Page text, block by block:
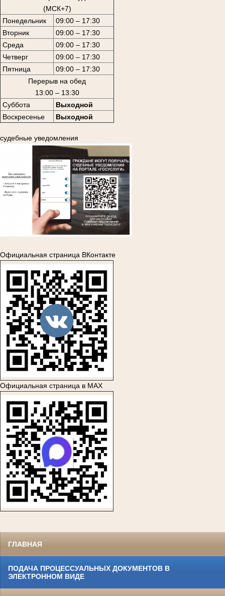
(МСК+7)
Понедельник
09:00 – 17:30
Вторник
09:00 – 17:30
Среда
09:00 – 17:30
Четверг
09:00 – 17:30
Пятница
09:00 – 17:30
Перерыв на обед
13:00 – 13:30
Суббота
Выходной
Воскресенье
Выходной
судебные уведомления
Официальная страница ВКонтакте
Официальная страница в MAX
ГЛАВНАЯ
ПОДАЧА ПРОЦЕССУАЛЬНЫХ ДОКУМЕНТОВ В
ЭЛЕКТРОННОМ ВИДЕ